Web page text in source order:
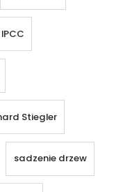
Stiegler
sadzenie drzew